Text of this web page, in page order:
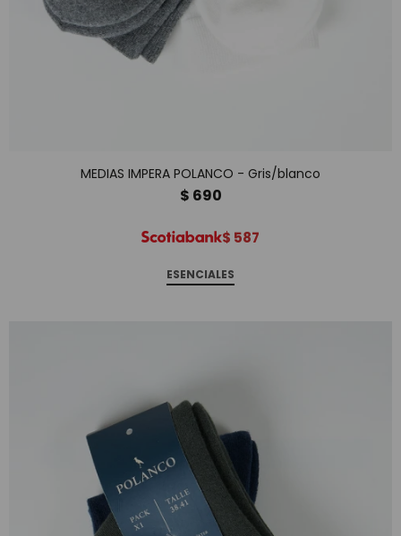
MEDIAS IMPERA POLANCO - Gris/blanco
$ 690
$ 587
ESENCIALES